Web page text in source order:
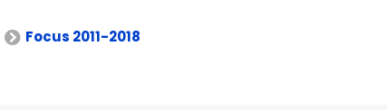
Focus 2011-2018